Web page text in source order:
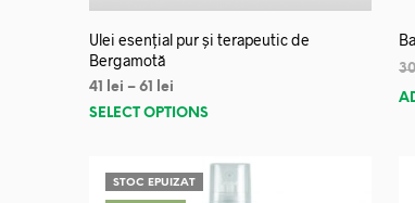
Ulei esențial pur și terapeutic de
Bergamotă
41 lei – 61
lei
SELECT OPTIONS
STOC EPUIZAT